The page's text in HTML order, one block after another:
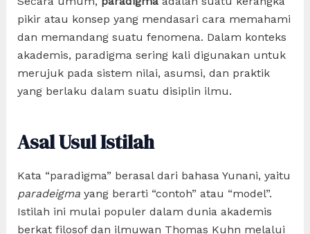
pikir atau konsep yang mendasari cara memahami
dan memandang suatu fenomena. Dalam konteks
akademis, paradigma sering kali digunakan untuk
merujuk pada sistem nilai, asumsi, dan praktik
yang berlaku dalam suatu disiplin ilmu.
Asal Usul Istilah
Kata “paradigma” berasal dari bahasa Yunani, yaitu
paradeigmayang berarti “contoh” atau “model”.
Istilah ini mulai populer dalam dunia akademis
berkat filosof dan ilmuwan Thomas Kuhn melalui